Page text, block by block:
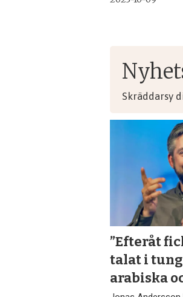
Skräddarsy
”Efteråt
talat i
arabiska